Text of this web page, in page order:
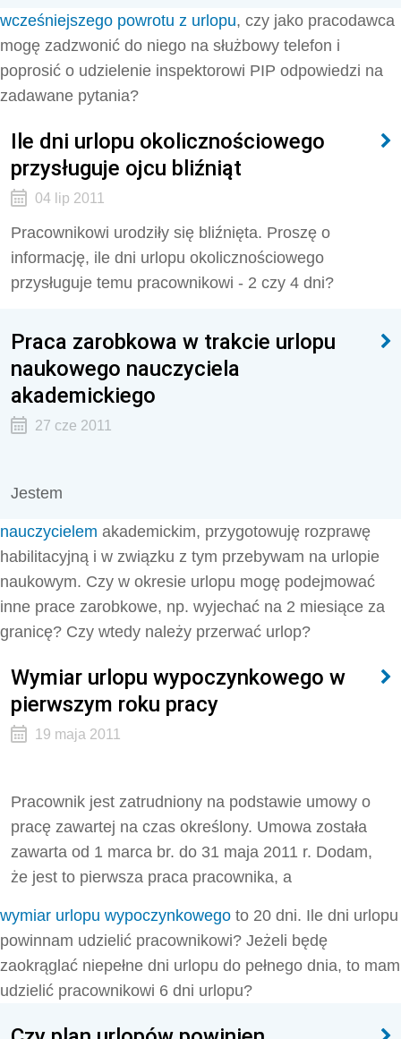
wcześniejszego powrotu z urlopu, czy jako pracodawca
mogę zadzwonić do niego na służbowy telefon i
poprosić o udzielenie inspektorowi PIP odpowiedzi na
zadawane pytania?
Ile dni urlopu okolicznościowego
przysługuje ojcu bliźniąt
04 lip 2011
Pracownikowi urodziły się bliźnięta. Proszę o
informację, ile dni urlopu okolicznościowego
przysługuje temu pracownikowi - 2 czy 4 dni?
Praca zarobkowa w trakcie urlopu
naukowego nauczyciela
akademickiego
27 cze 2011
Jestem
nauczycielem akademickim, przygotowuję rozprawę
habilitacyjną i w związku z tym przebywam na urlopie
naukowym. Czy w okresie urlopu mogę podejmować
inne prace zarobkowe, np. wyjechać na 2 miesiące za
granicę? Czy wtedy należy przerwać urlop?
Wymiar urlopu wypoczynkowego w
pierwszym roku pracy
19 maja 2011
Pracownik jest zatrudniony na podstawie umowy o
pracę zawartej na czas określony. Umowa została
zawarta od 1 marca br. do 31 maja 2011 r. Dodam,
że jest to pierwsza praca pracownika, a
wymiar urlopu wypoczynkowego to 20 dni. Ile dni urlopu
powinnam udzielić pracownikowi? Jeżeli będę
zaokrąglać niepełne dni urlopu do pełnego dnia, to mam
udzielić pracownikowi 6 dni urlopu?